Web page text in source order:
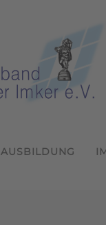
AUSBILDUNG